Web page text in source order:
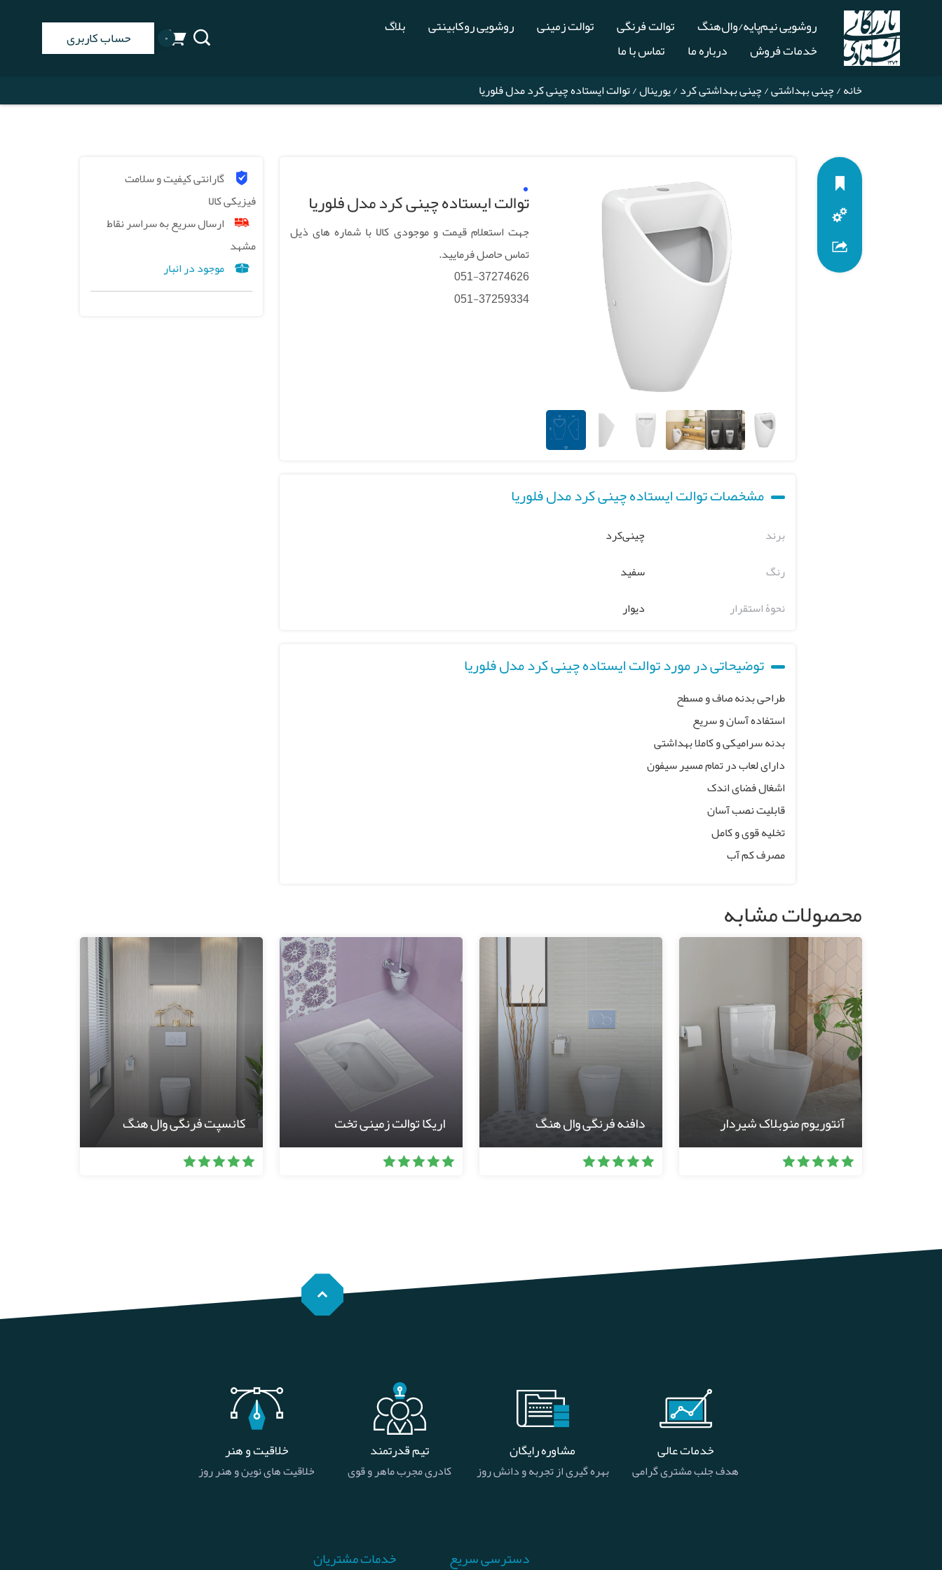
روشویی نیم‌پایه/وال‌هنگ توالت فرنگی توالت زمینی روشویی روکابینتی
بلاگ
خدمات فروش
درباره ما تماس با ما
۰ حساب کاربری
خانه/چینی بهداشتی/چینی بهداشتی کرد/یورینال/ توالت ایستاده چینی کرد مدل فلوریا
توالت ایستاده چینی کرد مدل فلوریا
جهت استعلام قیمت و موجودی کالا با شماره های ذیل
تماس حاصل فرمایید.
051-37274626
051-37259334
مشخصات توالت ایستاده چینی کرد مدل فلوریا
برند
چینی‌کرد
رنگ
سفید
نحوۀ استقرار
دیوار
توضیحاتی در مورد توالت ایستاده چینی کرد مدل فلوریا
طراحی بدنه صاف و مسطح
استفاده آسان و سریع
بدنه سرامیکی و کاملا بهداشتی
دارای لعاب در تمام مسیر سیفون
اشغال فضای اندک
قابلیت نصب آسان
تخلیه قوی و کامل
مصرف کم آب
گارانتی کیفیت و سلامت
فیزیکی کالا
ارسال سریع به سراسر نقاط
مشهد
موجود در انبار
محصولات مشابه
آنتوریوم منوبلاک شیردار دافنه فرنگی وال هنگ اریکا توالت زمینی تخت کانسپت فرنگی وال هنگ
خدمات عالی
هدف جلب مشتری گرامی
مشاوره رایگان
بهره گیری از تجربه و دانش روز
تیم قدرتمند
کادری مجرب ماهر و قوی
خلاقیت و هنر
خلاقیت های نوین و هنر روز
دسترسی سریع خدمات مشتریان